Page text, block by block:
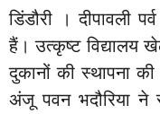
डिंडौरी । दीपावली
हैं। उत्कृष्ट विद्यालय
दुकानों की स्थापना
अंजू पवन भदौरिया ने